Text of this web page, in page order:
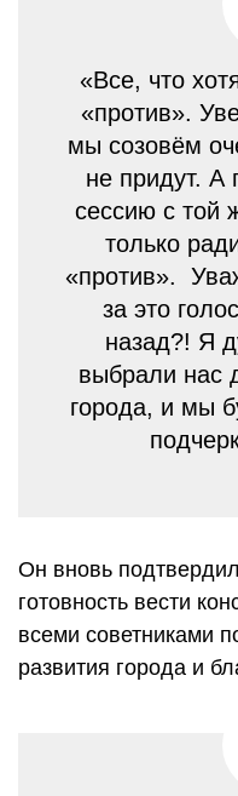
«Все, что
«против».
мы созовём
не придут. А
сессию с той
только
«против».
за это
назад?! Я
выбрали нас
города, и мы
Он вновь
готовность вести
всеми советниками
развития города и